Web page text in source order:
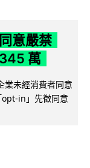
意嚴禁
萬
業未經消費者同意
in」先徵同意